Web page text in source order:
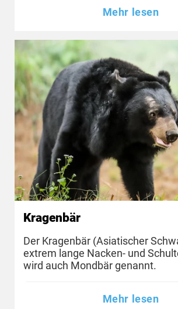
Mehr lesen
Kragenbär
Der Kragenbär (Asiatischer
extrem lange Nacken- und
wird auch Mondbär genannt.
Mehr lesen